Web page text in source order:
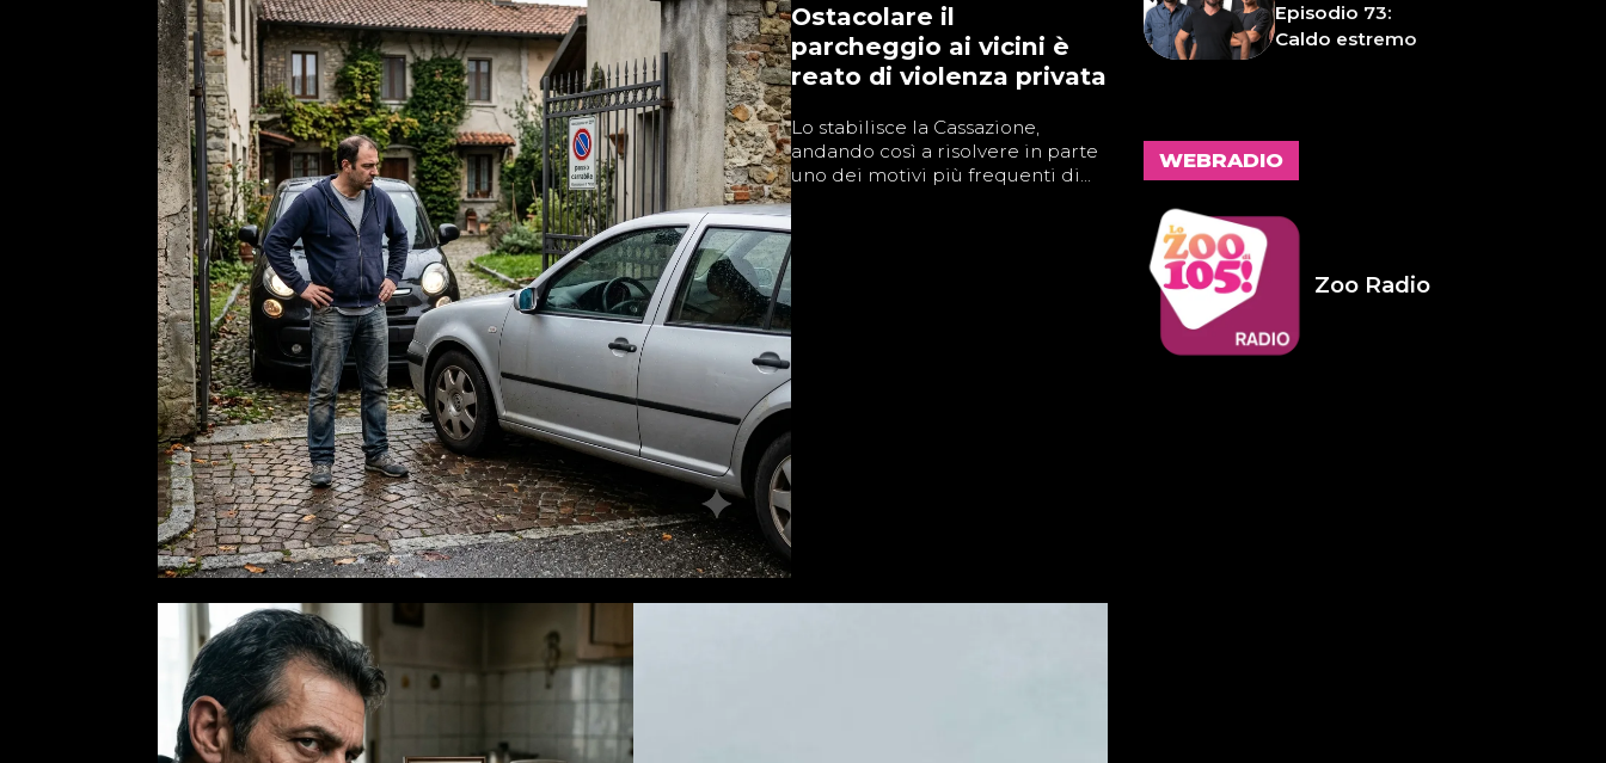
Ostacolare il
parcheggio ai vicini è
reato di violenza privata
Lo stabilisce la Cassazione,
andando così a risolvere in parte
uno dei motivi più frequenti di...
Pelu 24
WEBRADIO
Zoo Radio